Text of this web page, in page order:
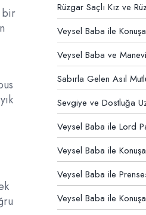
bir
Rüzgar Saçlı Kız ve
Veysel Baba ile
Veysel Baba ve
Sabırla Gelen Asıl
Sevgiye ve Dostluğa
Veysel Baba ile Lord
Veysel Baba ile
Veysel Baba ile
Veysel Baba ile